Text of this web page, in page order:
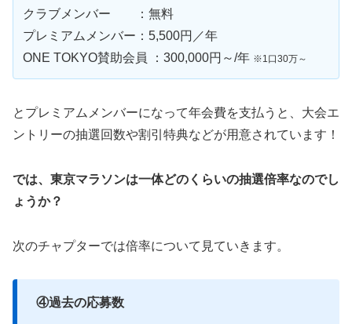
クラブメンバー ：無料
プレミアムメンバー：5,500円／年
ONE TOKYO賛助会員 ：300,000円～/年 ※1口30万～
とプレミアムメンバーになって年会費を支払うと、大会エ
ントリーの抽選回数や割引特典などが用意されています！
では、東京マラソンは一体どのくらいの抽選倍率なのでし
ょうか？
次のチャプターでは倍率について見ていきます。
④過去の応募数